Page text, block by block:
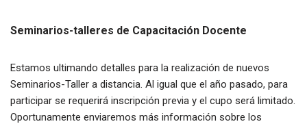
Seminarios-talleres de Capacitación Docente
Estamos ultimando detalles para la realización de nuevos
Seminarios-Taller a distancia. Al igual que el año pasado, para
participar se requerirá inscripción previa y el cupo será limitado.
Oportunamente enviaremos más información sobre los